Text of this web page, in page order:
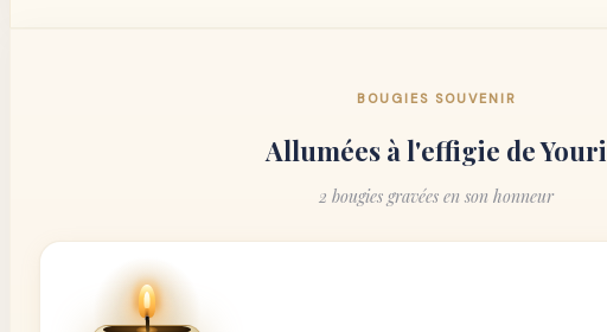
BOUGIES SOUVENIR
Allumées à l'effigie deYouri
2 bougies gravées en son honneur